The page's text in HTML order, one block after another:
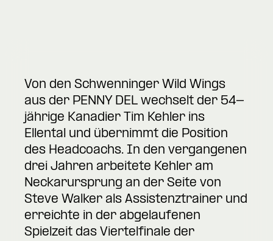
Von den Schwenninger Wild Wings
aus der PENNY DEL wechselt der 54-
jährige Kanadier Tim Kehler ins
Ellental und übernimmt die Position
des Headcoachs. In den vergangenen
drei Jahren arbeitete Kehler am
Neckarursprung an der Seite von
Steve Walker als Assistenztrainer und
erreichte in der abgelaufenen
Spielzeit das Viertelfinale der